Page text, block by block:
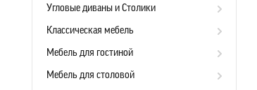
Угловые диваны и Столики
Классическая мебель
Мебель для гостиной
Мебель для столовой